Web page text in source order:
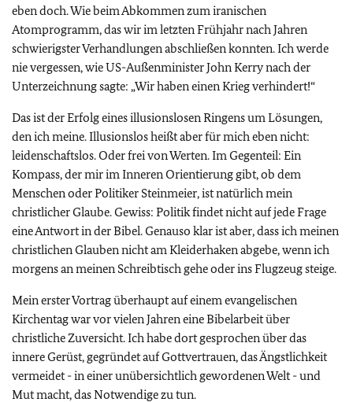
eben doch. Wie beim Abkommen zum iranischen
Atomprogramm, das wir im letzten Frühjahr nach Jahren
schwierigster Verhandlungen abschließen konnten. Ich werde
nie vergessen, wie US-Außenminister John Kerry nach der
Unterzeichnung sagte: „Wir haben einen Krieg verhindert!“
Das ist der Erfolg eines illusionslosen Ringens um Lösungen,
den ich meine. Illusionslos heißt aber für mich eben nicht:
leidenschaftslos. Oder frei von Werten. Im Gegenteil: Ein
Kompass, der mir im Inneren Orientierung gibt, ob dem
Menschen oder Politiker Steinmeier, ist natürlich mein
christlicher Glaube. Gewiss: Politik findet nicht auf jede Frage
eine Antwort in der Bibel. Genauso klar ist aber, dass ich meinen
christlichen Glauben nicht am Kleiderhaken abgebe, wenn ich
morgens an meinen Schreibtisch gehe oder ins Flugzeug steige.
Mein erster Vortrag überhaupt auf einem evangelischen
Kirchentag war vor vielen Jahren eine Bibelarbeit über
christliche Zuversicht. Ich habe dort gesprochen über das
innere Gerüst, gegründet auf Gottvertrauen, das Ängstlichkeit
vermeidet - in einer unübersichtlich gewordenen Welt - und
Mut macht, das Notwendige zu tun.